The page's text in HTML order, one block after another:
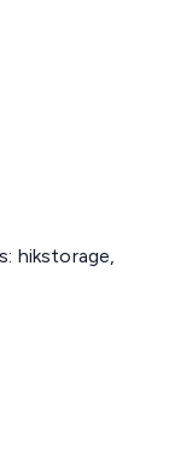
hikstorage,